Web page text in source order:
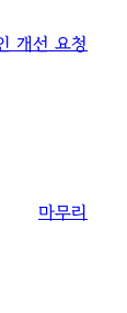
개선 요청
마무리